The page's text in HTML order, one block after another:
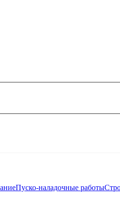
Пуско-наладочные работы